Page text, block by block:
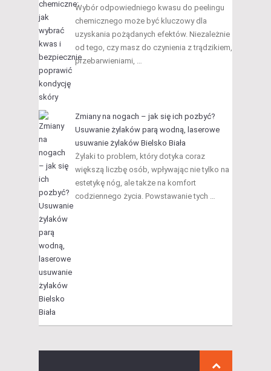
Wybór odpowiedniego kwasu do peelingu
chemicznego może być kluczowy dla
uzyskania pożądanych efektów. Niezależnie
od tego, czy masz do czynienia z trądzikiem,
przebarwieniami, …
Zmiany na nogach – jak się ich pozbyć?
Usuwanie żylaków parą wodną, laserowe
usuwanie żylaków Bielsko Biała
Żylaki to problem, który dotyka coraz
większą liczbę osób, wpływając nie tylko na
estetykę nóg, ale także na komfort
codziennego życia. Powstawanie tych …